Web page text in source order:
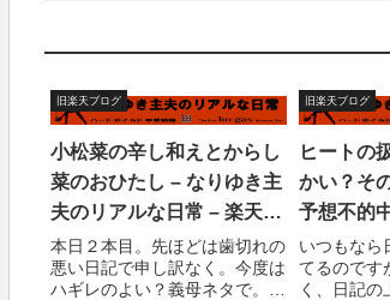
旧楽天ブログ
小松菜の辛し和えとからし
菜のおひたし – なりゆき主
夫のリアルな日常 – 楽天ブ
ログ（Blog）
本日２本目。先ほどは歯切れの
悪い日記で申し訳なく。今度は
ハギレのよい？義母ネタで。
旧楽天ブログ
ヒートの
かい？そ
予想不的
主夫のリ
ブログ（
いつもなら
てるのです
く、日記の